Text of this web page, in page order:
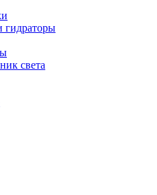
гидраторы
света